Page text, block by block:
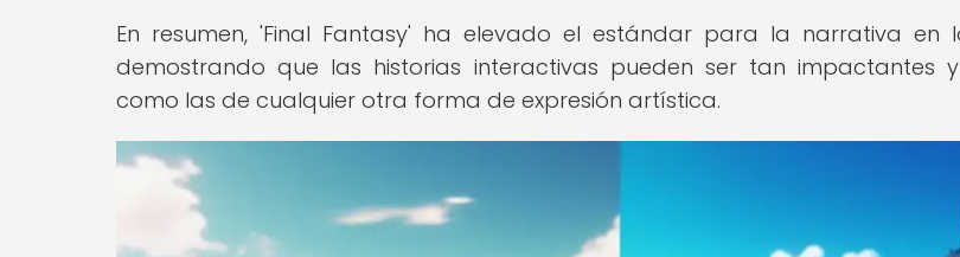
En resumen, 'Final Fantasy' ha elevado el estándar para la narrativa en
demostrando que las historias interactivas pueden ser tan impactantes
como las de cualquier otra forma de expresión artística.